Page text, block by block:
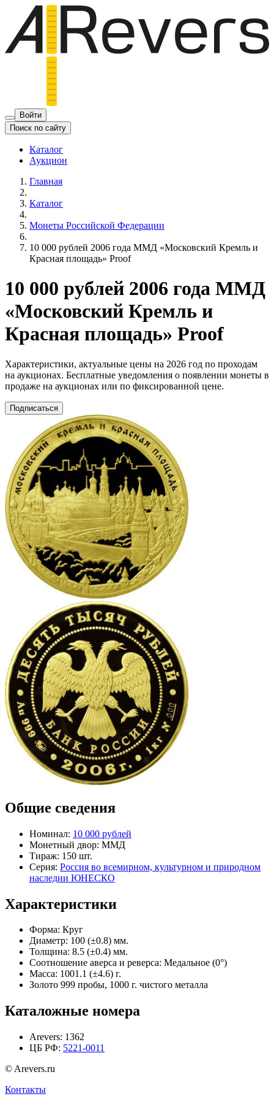
Войти
Поиск по сайту
Каталог
Аукцион
Главная
Каталог
Монеты Российской Федерации
10 000 рублей 2006 года ММД «Московский Кремль и
Красная площадь» Proof
10 000 рублей 2006 года ММД
«Московский Кремль и
Красная площадь» Proof
Характеристики, актуальные цены на 2026 год по проходам
на аукционах. Бесплатные уведомления о появлении монеты в
продаже на аукционах или по фиксированной цене.
Подписаться
Общие сведения
Номинал: 10 000 рублей
Монетный двор: ММД
Тираж: 150 шт.
Серия: Россия во всемирном, культурном и природном
наследии ЮНЕСКО
Характеристики
Форма: Круг
Диаметр: 100 (±0.8) мм.
Толщина: 8.5 (±0.4) мм.
Соотношение аверса и реверса: Медальное (0°)
Масса: 1001.1 (±4.6) г.
Золото 999 пробы, 1000 г. чистого металла
Каталожные номера
Arevers: 1362
ЦБ РФ: 5221-0011
© Arevers.ru
Контакты